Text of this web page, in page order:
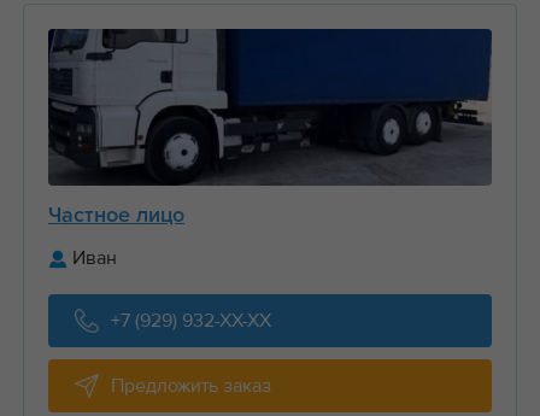
Частное лицо
Иван
+7 (929) 932-XX-XX
Предложить заказ